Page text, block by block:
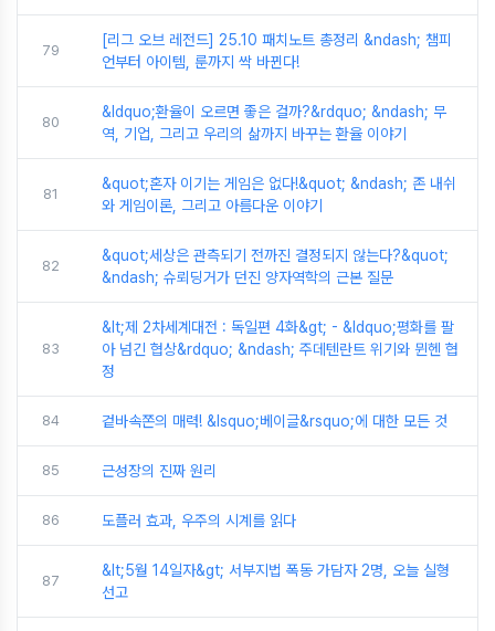
79
[리그 오브 레전드] 25.10 패치노트 총정리 &ndash; 챔피
언부터 아이템, 룬까지 싹 바뀐다!
80
&ldquo;환율이 오르면 좋은 걸까?&rdquo; &ndash; 무
역, 기업, 그리고 우리의 삶까지 바꾸는 환율 이야기
81
&quot;혼자 이기는 게임은 없다!&quot; &ndash; 존 내쉬
와 게임이론, 그리고 아름다운 이야기
82
&quot;세상은 관측되기 전까진 결정되지 않는다?&quot;
&ndash; 슈뢰딩거가 던진 양자역학의 근본 질문
83
&lt;제 2차세계대전 : 독일편 4화&gt; - &ldquo;평화를 팔
아 넘긴 협상&rdquo; &ndash; 주데텐란트 위기와 뮌헨 협
정
84 겉바속쫀의 매력! &lsquo;베이글&rsquo;에 대한 모든 것
85 근성장의 진짜 원리
86 도플러 효과, 우주의 시계를 읽다
87
&lt;5월 14일자&gt; 서부지법 폭동 가담자 2명, 오늘 실형
선고